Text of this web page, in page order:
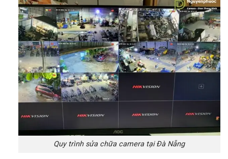
Quy trình sửa chữa camera tại Đà Nẵng